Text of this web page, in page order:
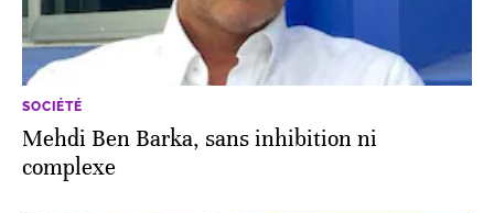
SOCIÉTÉ
Mehdi Ben Barka, sans inhibition ni
complexe